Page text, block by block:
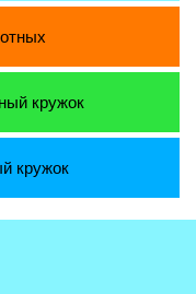
кружок
кружок